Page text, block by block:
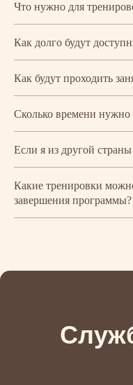
Что нужно для
Как долго будут
Как будут проходить
Сколько времени нужно
Если я из другой
Какие тренировки
завершения программы?